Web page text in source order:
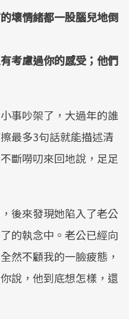
壞情緒都一股腦兒地倒
考慮過你的感受；他們
事吵架了，大過年的誰
最多3句話就能描述清
斷嘮叨來回地說，足足
後來發現她陷入了老公
的執念中。老公已經向
然不顧我的一臉疲態，
說，他到底想怎樣，還